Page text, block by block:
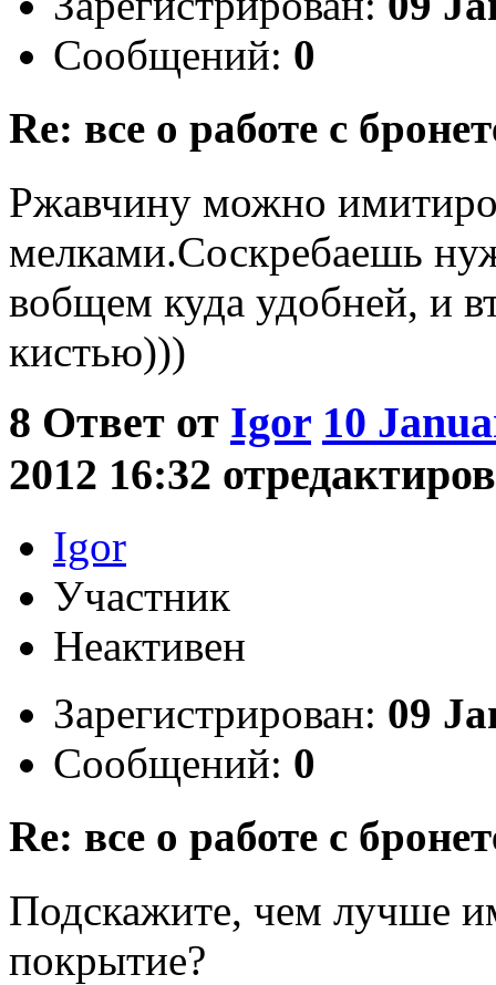
Сообщений: 0
Re: все о работе с
Ржавчину можно
мелками.Соскребаешь
вобщем куда удобней, и
кистью)))
8 Ответ от Igor 10
2012 16:32
Igor
Участник
Неактивен
Зарегистрирован: 09
Сообщений: 0
Re: все о работе с
Подскажите, чем лучше
покрытие?